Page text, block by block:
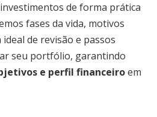
de forma prática
fases da vida, motivos
de revisão e passos
seu portfólio, garantindo
e perfil financeiroem